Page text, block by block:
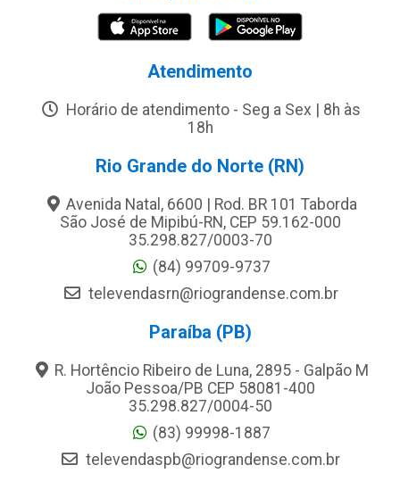
Atendimento
Horário de atendimento - Seg a Sex | 8h às
18h
Rio Grande do Norte (RN)
Avenida Natal, 6600 | Rod. BR 101 Taborda
São José de Mipibú-RN, CEP 59.162-000
35.298.827/0003-70
(84) 99709-9737
televendasrn@riograndense.com.br
Paraíba (PB)
R. Hortêncio Ribeiro de Luna, 2895 - Galpão M
João Pessoa/PB CEP 58081-400
35.298.827/0004-50
(83) 99998-1887
televendaspb@riograndense.com.br